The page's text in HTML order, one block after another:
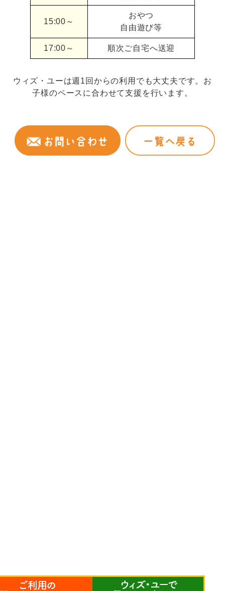
15:00～
おやつ
自由遊び等
17:00～ 順次ご自宅へ送迎
ウィズ・ユーは週1回からの利用でも大丈夫です。お
子様のペースに合わせて支援を行います。